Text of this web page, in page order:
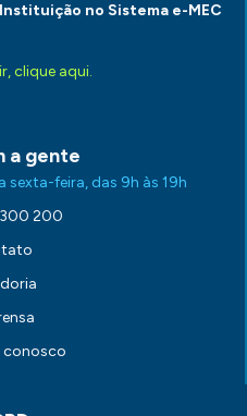
no Sistema e-MEC
clique aqui.
a gente
sexta-feira, das 9h às 19h
200
conosco